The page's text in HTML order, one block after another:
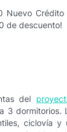
Nuevo
de descuento!
del
3 dormitorios.
ciclovía